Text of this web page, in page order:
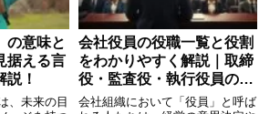
の意味と
据える言
説！
、未来の目
会社役員の役職一覧と役割
をわかりやすく解説｜取締
役・監査役・執行役員の違
いとは？
会社組織において「役員」と呼ば